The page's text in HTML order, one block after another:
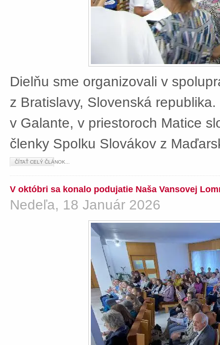
Dielňu sme organizovali v
z Bratislavy, Slovenská
v Galante, v priestoroch Matice
členky Spolku Slovákov z
ČÍTAŤ CELÝ ČLÁNOK...
V októbri sa konalo podujatie Naša Vansovej
Nedeľa, 18 Január 2026